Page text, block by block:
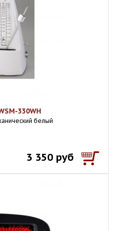
330WH
белый
3 350 руб